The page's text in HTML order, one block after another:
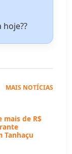
MAIS NOTÍCIAS
mais de R$
Tanhaçu